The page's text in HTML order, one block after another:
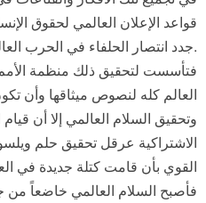
قواعد الإعلان العالمي لحقوق
.جدد انتصار الحلفاء في الحرب
فتأسست لتحقيق ذلك منظمة
العالم كله لنصوص ميثاقها وأن
وتحقيق السلام العالمي إلا أن قيام
الاشتراكية عرقل تحقيق حلم
القوي بأن قامت كتلة جديدة في
فأصبح السلام العالمي خاضعاً من